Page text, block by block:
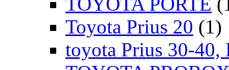
Toyota Prius 20 (1)
toyota Prius 30-40,